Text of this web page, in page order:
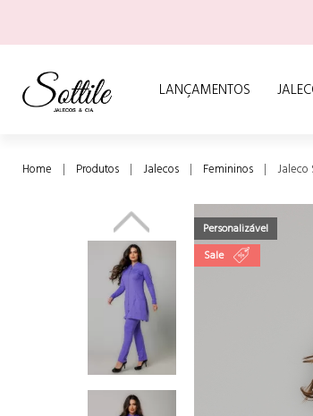
LANÇAMENTOS
Home Produtos Jalecos Femininos Jaleco
Personalizável
Sale